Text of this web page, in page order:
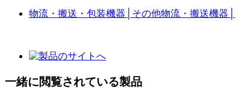
物流・搬送・包装機器 その他物流・搬送機器
一緒に閲覧されている製品